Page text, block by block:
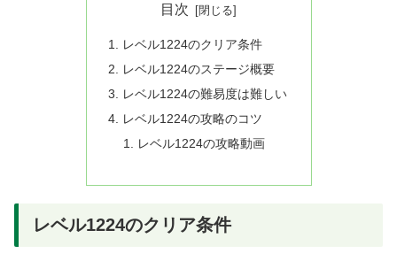
目次
レベル1224のクリア条件
レベル1224のステージ概要
レベル1224の難易度は難しい
レベル1224の攻略のコツ
レベル1224の攻略動画
レベル1224のクリア条件